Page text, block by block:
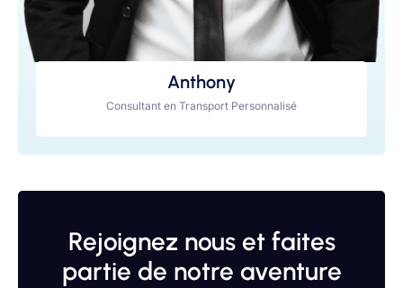
Anthony
Consultant en Transport Personnalisé
Rejoignez nous et faites
partie de notre aventure